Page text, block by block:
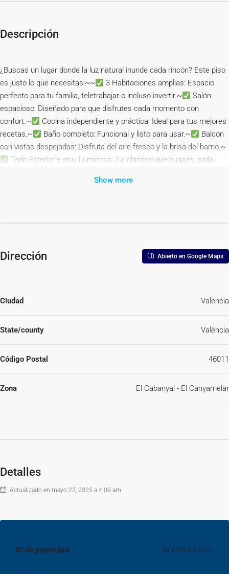
Descripción
¿Buscas un lugar donde la luz natural inunde cada rincón? Este piso
es justo lo que necesitas:~~
3 Habitaciones amplias: Espacio
perfecto para tu familia, teletrabajar o incluso invertir.~
Salón
espacioso: Diseñado para que disfrutes cada momento con
confort.~
Cocina independiente y práctica: Ideal para tus mejores
recetas.~
Baño completo: Funcional y listo para usar.~
Balcón
con vistas despejadas: Disfruta del aire fresco y la brisa del barrio.~
Todo Exterior y muy Luminoso: ¡La claridad que buscas, cada
cultura y a pocos minutos de la playa.~~PRECIO: 185.000 € – ¡Una
imágenes tienen mero carácter informativo y en ningún caso
comercializadora sin que ello implique responsabilidad alguna frente
a terceros.~~En el precio de venta a público, esta propiedad NO
Show more
Dirección Abierto en Google Maps
Ciudad Valencia
State/county València
Código Postal 46011
Zona El Cabanyal - El Canyamelar
Detalles
Actualizado en mayo 23, 2025 a 4:09 am
ID de propiedad: INV3424-01602